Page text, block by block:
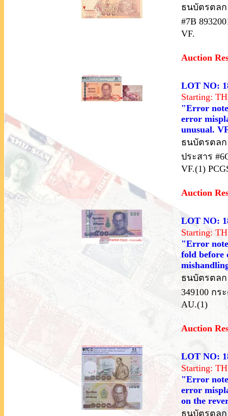
ธนบัตรตลก
#7B
VF.
Auction
LOT NO:
Starting:
"Error
error
unusual.
ธนบัตรตลก
ประสาร
VF.(1)
Auction
LOT NO:
Starting:
"Error
fold before
ธนบัตรตลก
349100 ก
AU.(1)
Auction
LOT NO:
Starting:
"Error
error
on the
ธนบัตรตลก